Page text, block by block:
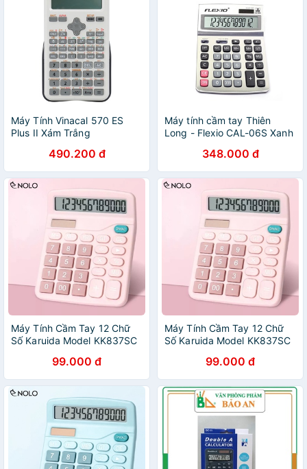
Máy Tính Vinacal 570 ES
Plus II Xám Trắng
490.200 đ
Máy tính cầm tay Thiên
Long - Flexio CAL-06S Xanh
348.000 đ
Máy Tính Cầm Tay 12 Chữ
Số Karuida Model KK837SC
Sáng Và Pin 2A
99.000 đ
Máy Tính Cầm Tay 12 Chữ
Số Karuida Model KK837SC
Sáng Hoặc Pin 2A
99.000 đ